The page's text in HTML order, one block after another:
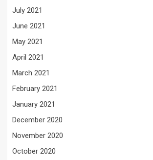
July 2021
June 2021
May 2021
April 2021
March 2021
February 2021
January 2021
December 2020
November 2020
October 2020